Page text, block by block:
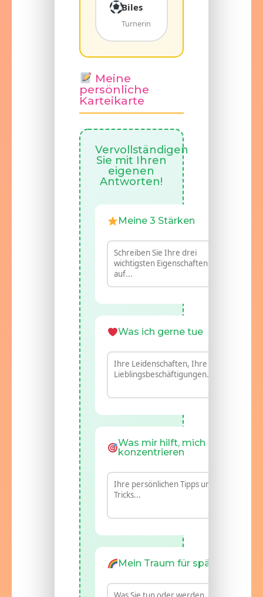
Biles
Turnerin
Meine
persönliche
Karteikarte
Vervollständigen
Sie mit Ihren
eigenen
Antworten!
Meine 3 Stärken
Was ich gerne tue
Was mir hilft, mich zu
konzentrieren
Mein Traum für später